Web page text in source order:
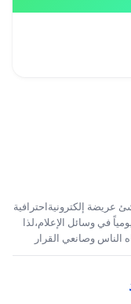
عريضة إلكترونيةاحترافية
في وسائل الإعلام،لذا
الناس وصانعي القرار